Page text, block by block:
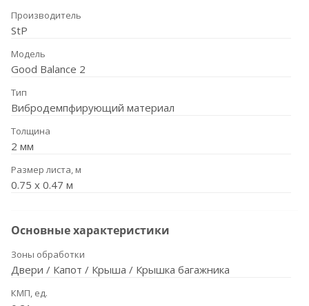
Производитель
StP
Модель
Good Balance 2
Тип
Вибродемпфирующий материал
Толщина
2 мм
Размер листа, м
0.75 х 0.47 м
Основные характеристики
Зоны обработки
Двери / Капот / Крыша / Крышка багажника
КМП, ед.